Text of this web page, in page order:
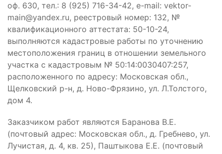
оф. 630, тел.: 8 (925) 716-34-42, e-mail: vektor-
main@yandex.ru, реестровый номер: 132, №
квалификационного аттестата: 50-10-24,
выполняются кадастровые работы по уточнению
местоположения границ в отношении земельного
участка с кадастровым № 50:14:0030407:257,
расположенного по адресу: Московская обл.,
Щелковский р-н, д. Ново-Фрязино, ул. Л.Толстого,
дом 4.
Заказчиком работ являются Баранова В.Е.
(почтовый адрес: Московская обл., д. Гребнево, ул.
Лучистая, д. 4, кв. 25), Паштыкова Е.Е. (почтовый